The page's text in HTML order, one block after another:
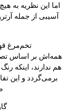
اما این نظریه به
آسیبی از جمله
تخم‌مرغ
همه‌اش بر اساس
هم ندارند، اینکه
برمی‌گردد و این